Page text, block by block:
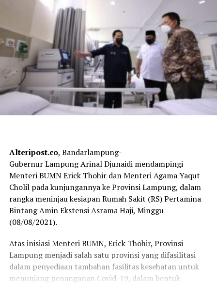
Alteripost.co, Bandarlampung-
Gubernur Lampung Arinal Djunaidi mendampingi
Menteri BUMN Erick Thohir dan Menteri Agama Yaqut
Cholil pada kunjungannya ke Provinsi Lampung, dalam
rangka meninjau kesiapan Rumah Sakit (RS) Pertamina
Bintang Amin Ekstensi Asrama Haji, Minggu
(08/08/2021).
Atas inisiasi Menteri BUMN, Erick Thohir, Provinsi
Lampung menjadi salah satu provinsi yang difasilitasi
dalam penyediaan tambahan fasilitas kesehatan untuk
menunjang penanganan Covid-19, dalam bentuk